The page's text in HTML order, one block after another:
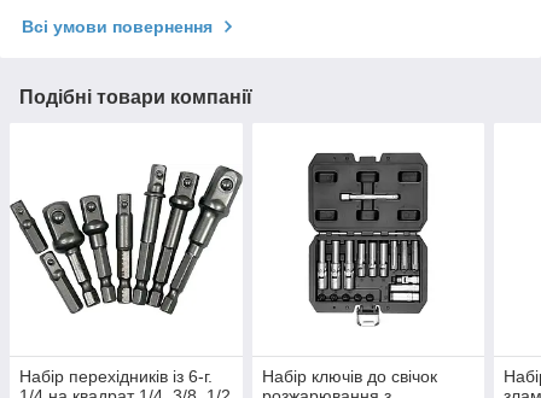
Всі умови повернення
Подібні товари компанії
Набір перехідників із 6-г.
Набір ключів до свічок